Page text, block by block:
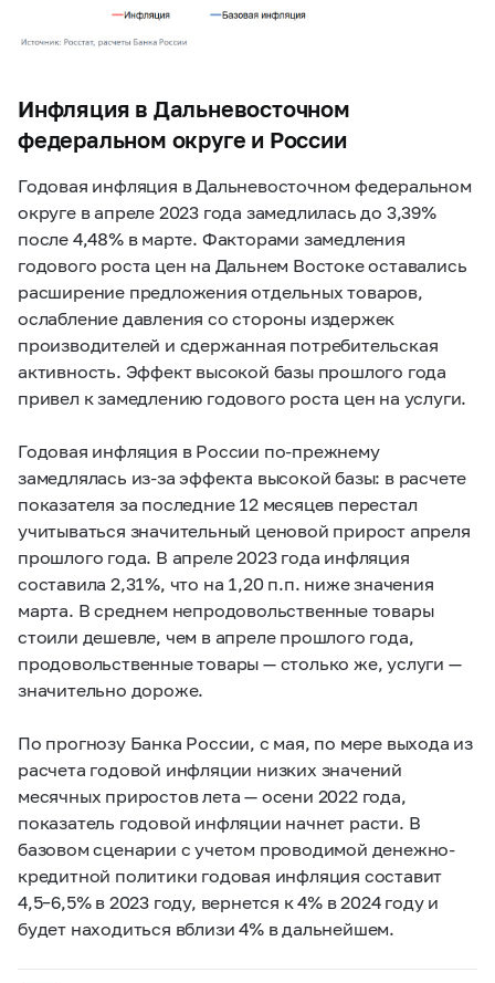
Инфляция в Дальневосточном
федеральном округе и России
Годовая инфляция в Дальневосточном федеральном
округе в апреле 2023 года замедлилась до 3,39%
после 4,48% в марте. Факторами замедления
годового роста цен на Дальнем Востоке оставались
расширение предложения отдельных товаров,
ослабление давления со стороны издержек
производителей и сдержанная потребительская
активность. Эффект высокой базы прошлого года
привел к замедлению годового роста цен на услуги.
Годовая инфляция в России по-прежнему
замедлялась из-за эффекта высокой базы: в расчете
показателя за последние 12 месяцев перестал
учитываться значительный ценовой прирост апреля
прошлого года. В апреле 2023 года инфляция
составила 2,31%, что на 1,20 п.п. ниже значения
марта. В среднем непродовольственные товары
стоили дешевле, чем в апреле прошлого года,
продовольственные товары — столько же, услуги —
значительно дороже.
По прогнозу Банка России, с мая, по мере выхода из
расчета годовой инфляции низких значений
месячных приростов лета — осени 2022 года,
показатель годовой инфляции начнет расти. В
базовом сценарии с учетом проводимой денежно-
кредитной политики годовая инфляция составит
4,5–6,5% в 2023 году, вернется к 4% в 2024 году и
будет находиться вблизи 4% в дальнейшем.